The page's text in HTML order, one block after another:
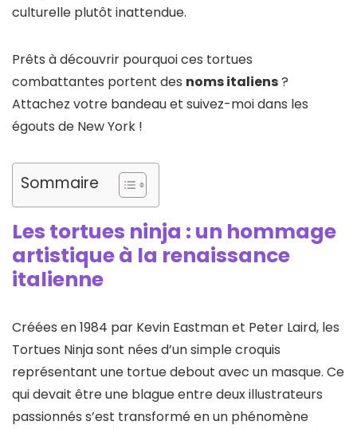
culturelle plutôt inattendue.
Prêts à découvrir pourquoi ces tortues
combattantes portent des noms italiens?
Attachez votre bandeau et suivez-moi dans les
égouts de New York !
Sommaire
Les tortues ninja : un hommage
artistique à la renaissance
italienne
Créées en 1984 par Kevin Eastman et Peter Laird, les
Tortues Ninja sont nées d’un simple croquis
représentant une tortue debout avec un masque. Ce
qui devait être une blague entre deux illustrateurs
passionnés s’est transformé en un phénomène